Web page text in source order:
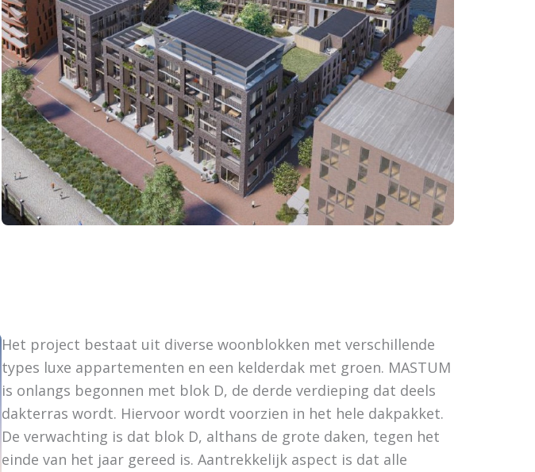
Het project bestaat uit diverse woonblokken met verschillende
types luxe appartementen en een kelderdak met groen. MASTUM
is onlangs begonnen met blok D, de derde verdieping dat deels
dakterras wordt. Hiervoor wordt voorzien in het hele dakpakket.
De verwachting is dat blok D, althans de grote daken, tegen het
einde van het jaar gereed is. Aantrekkelijk aspect is dat alle